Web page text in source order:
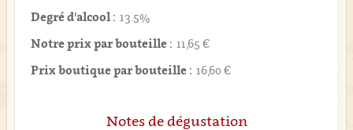
Degré d'alcool : 13.5%
Notre prix par bouteille : 11,65 €
Prix boutique par bouteille : 16,60 €
Notes de dégustation